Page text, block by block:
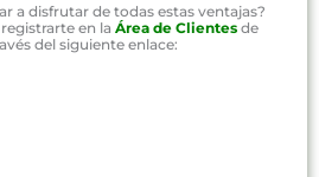
a disfrutar de todas estas ventajas?
en la Área de Clientes de
del siguiente enlace: